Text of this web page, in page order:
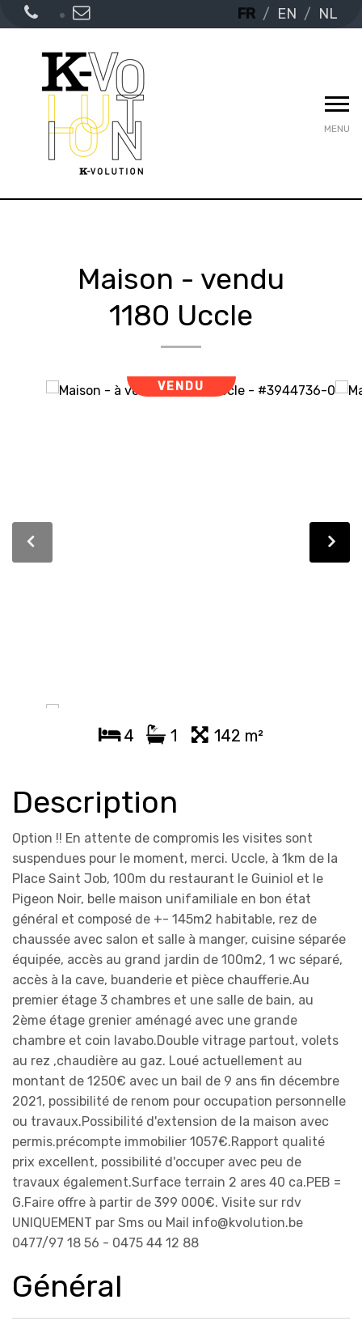
FR EN NL
MENU
Maison - vendu
1180 Uccle
VENDU
4 1 142 m²
Description
Option !! En attente de compromis les visites sont
suspendues pour le moment, merci. Uccle, à 1km de la
Place Saint Job, 100m du restaurant le Guiniol et le
Pigeon Noir, belle maison unifamiliale en bon état
général et composé de +- 145m2 habitable, rez de
chaussée avec salon et salle à manger, cuisine séparée
équipée, accès au grand jardin de 100m2, 1 wc séparé,
accès à la cave, buanderie et pièce chaufferie.Au
premier étage 3 chambres et une salle de bain, au
2ème étage grenier aménagé avec une grande
chambre et coin lavabo.Double vitrage partout, volets
au rez ,chaudière au gaz. Loué actuellement au
montant de 1250€ avec un bail de 9 ans fin décembre
2021, possibilité de renom pour occupation personnelle
ou travaux.Possibilité d'extension de la maison avec
permis.précompte immobilier 1057€.Rapport qualité
prix excellent, possibilité d'occuper avec peu de
travaux également.Surface terrain 2 ares 40 ca.PEB =
G.Faire offre à partir de 399 000€. Visite sur rdv
UNIQUEMENT par Sms ou Mail info@kvolution.be
0477/97 18 56 - 0475 44 12 88
Général